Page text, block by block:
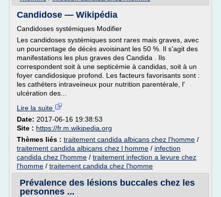
Candidose — Wikipédia
Candidoses systémiques Modifier
Les candidoses systémiques sont rares mais graves, avec
un pourcentage de décès avoisinant les 50 %. Il s'agit des
manifestations les plus graves des Candida . Ils
correspondent soit à une septicémie à candidas, soit à un
foyer candidosique profond. Les facteurs favorisants sont :
les cathéters intraveineux pour nutrition parentérale, l'
ulcération des...
Lire la suite
Date: 2017-06-16 19:38:53
Site : https://fr.m.wikipedia.org
Thèmes liés : traitement candida albicans chez l'homme /
traitement candida albicans chez l homme / infection
candida chez l'homme / traitement infection a levure chez
l'homme / traitement candida chez l'homme
Prévalence des lésions buccales chez les
personnes ...